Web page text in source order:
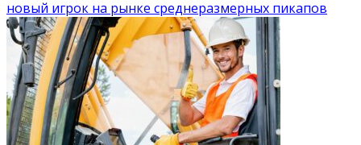
новый игрок на рынке среднеразмерных пикапов